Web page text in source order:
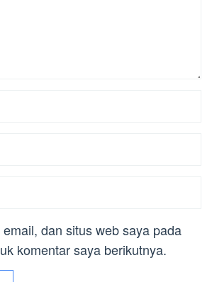
dan situs web saya pada
komentar saya berikutnya.